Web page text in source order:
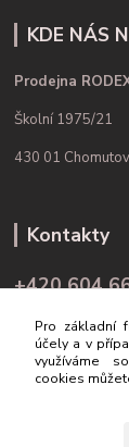
KDE NÁS
Prodejna
Školní 1975/21
430 01 Chomutov
Kontakty
+420 604
Pro základní
účely a v
využíváme
cookies